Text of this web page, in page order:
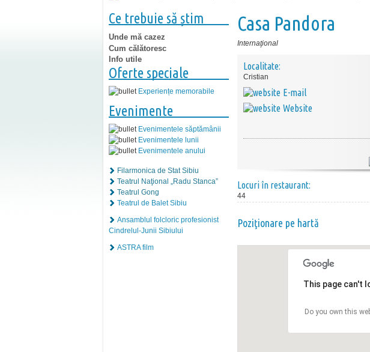
Ce trebuie să știm
Unde mă cazez
Cum călătoresc
Info utile
Oferte speciale
Experiențe memorabile
Evenimente
Evenimentele săptămânii
Evenimentele lunii
Evenimentele anului
Filarmonica de Stat Sibiu
Teatrul Naţional „Radu Stanca”
Teatrul Gong
Teatrul de Balet Sibiu
Ansamblul folcloric profesionist
Cindrelul-Junii Sibiului
ASTRA film
Casa Pandora
Internaţional
Localitate:
Cristian
E-mail
Website
Locuri în restaurant:
44
Poziţionare pe hartă
This page can't
Do you own this